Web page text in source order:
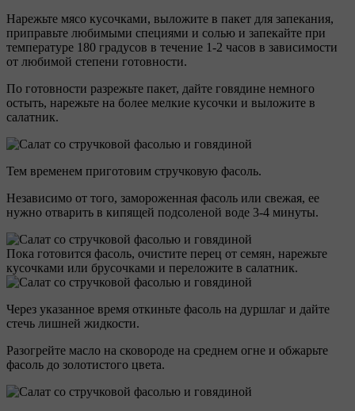
Нарежьте мясо кусочками, выложите в пакет для запекания,
приправьте любимыми специями и солью и запекайте при
температуре 180 градусов в течение 1-2 часов в зависимости
от любимой степени готовности.
По готовности разрежьте пакет, дайте говядине немного
остыть, нарежьте на более мелкие кусочки и выложите в
салатник.
Тем временем приготовим стручковую фасоль.
Независимо от того, замороженная фасоль или свежая, ее
нужно отварить в кипящей подсоленой воде 3-4 минуты.
Пока готовится фасоль, очистите перец от семян, нарежьте
кусочками или брусочками и переложите в салатник.
Через указанное время откиньте фасоль на дуршлаг и дайте
стечь лишней жидкости.
Разогрейте масло на сковороде на среднем огне и обжарьте
фасоль до золотистого цвета.